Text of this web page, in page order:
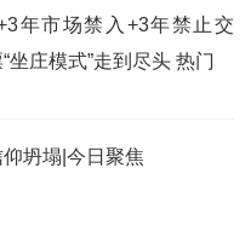
年市场禁入+3年禁止交
坐庄模式”走到尽头 热门
坍塌|今日聚焦